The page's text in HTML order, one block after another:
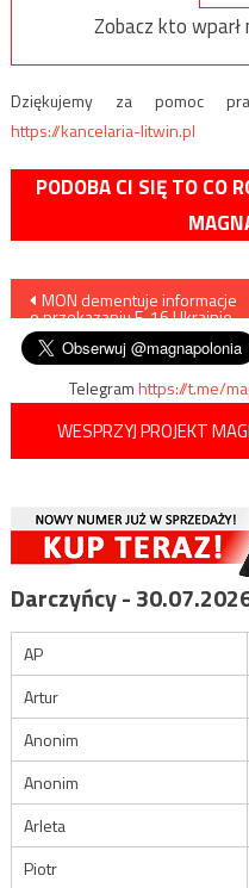
Zobacz kto wparł
Dziękujemy za pomoc
https://kancelaria-litwin.pl
PODOBA CI SIĘ TO CO
Nawigacja
wpisu
MON dementuje informacje
o przekazaniu F-16 Ukrainie
Telegramhttps://t.me/
WESPRZYJ PROJEKT
Darczyńcy -
AP
Artur
Anonim
Anonim
Arleta
Piotr